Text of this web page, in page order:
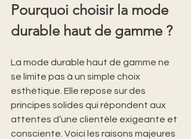
Pourquoi choisir la mode
durable haut de gamme ?
La mode durable haut de gamme ne
se limite pas à un simple choix
esthétique. Elle repose sur des
principes solides qui répondent aux
attentes d’une clientèle exigeante et
consciente. Voici les raisons majeures